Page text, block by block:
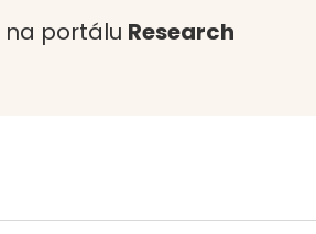
na portálu Research